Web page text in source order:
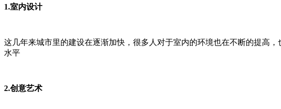
1.室内设计
这几年来城市里的建设在逐渐加快，很多人对于室内的环境也在不断的提高
水平
2.创意艺术